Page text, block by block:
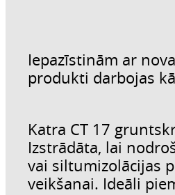
Iepazīstinām ar
produkti darbojas
Katra CT 17
Izstrādāta, lai
vai siltumizolācijas
veikšanai. Ideāli